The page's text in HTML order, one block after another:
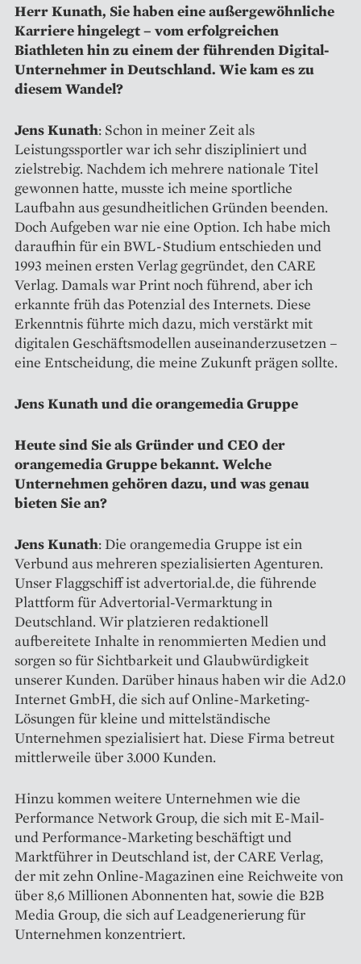
Herr Kunath, Sie haben eine außergewöhnliche
Karriere hingelegt – vom erfolgreichen
Biathleten hin zu einem der führenden Digital-
Unternehmer in Deutschland. Wie kam es zu
diesem Wandel?
JensKunath: Schon in meiner Zeit als
Leistungssportler war ich sehr diszipliniert und
zielstrebig. Nachdem ich mehrere nationale Titel
gewonnen hatte, musste ich meine sportliche
Laufbahn aus gesundheitlichen Gründen beenden.
Doch Aufgeben war nie eine Option. Ich habe mich
daraufhin für ein BWL-Studium entschieden und
1993 meinen ersten Verlag gegründet, den CARE
Verlag. Damals war Print noch führend, aber ich
erkannte früh das Potenzial des Internets. Diese
Erkenntnis führte mich dazu, mich verstärkt mit
digitalen Geschäftsmodellen auseinanderzusetzen –
eine Entscheidung, die meine Zukunft prägen sollte.
Jens Kunath und die orangemedia Gruppe
Heute sind Sie als Gründer und CEO der
orangemedia Gruppe bekannt. Welche
Unternehmen gehören dazu, und was genau
bieten Sie an?
Jens Kunath: Die orangemedia Gruppe ist ein
Verbund aus mehreren spezialisierten Agenturen.
Unser Flaggschiff ist advertorial.de, die führende
Plattform für Advertorial-Vermarktung in
Deutschland. Wir platzieren redaktionell
aufbereitete Inhalte in renommierten Medien und
sorgen so für Sichtbarkeit und Glaubwürdigkeit
unserer Kunden. Darüber hinaus haben wir die Ad2.0
Internet GmbH, die sich auf Online-Marketing-
Lösungen für kleine und mittelständische
Unternehmen spezialisiert hat. Diese Firma betreut
mittlerweile über 3.000 Kunden.
Hinzu kommen weitere Unternehmen wie die
Performance Network Group, die sich mit E-Mail-
und Performance-Marketing beschäftigt und
Marktführer in Deutschland ist, der CARE Verlag,
der mit zehn Online-Magazinen eine Reichweite von
über 8,6 Millionen Abonnenten hat, sowie die B2B
Media Group, die sich auf Leadgenerierung für
Unternehmen konzentriert.